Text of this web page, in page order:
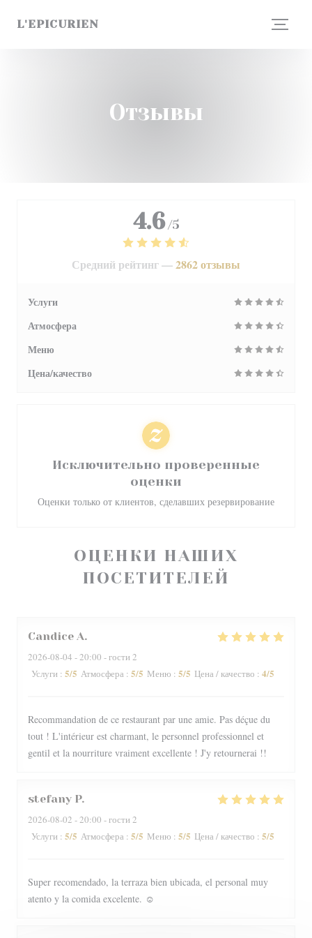
L'EPICURIEN
Отзывы
ОЦЕНКИ НАШИХ
ПОСЕТИТЕЛЕЙ
Candice A
2026-08-04 - 20:00 - гости 2
Услуги : 5/5 Атмосфера : 5/5 Меню : 5/5 Цена / качество : 4/5
Recommandation de ce restaurant par une amie. Pas déçue du
tout ! L'intérieur est charmant, le personnel professionnel et
gentil et la nourriture vraiment excellente ! J'y retournerai !!
stefany P
2026-08-02 - 20:00 - гости 2
Услуги : 5/5 Атмосфера : 5/5 Меню : 5/5 Цена / качество : 5/5
Super recomendado, la terraza bien ubicada, el personal muy
atento y la comida excelente. ☺️
4.6 /5
Средний рейтинг —2862 отзывы
Услуги
Атмосфера
Меню
Цена/качество
Исключительно проверенные
оценки
Оценки только от клиентов, сделавших резервирование